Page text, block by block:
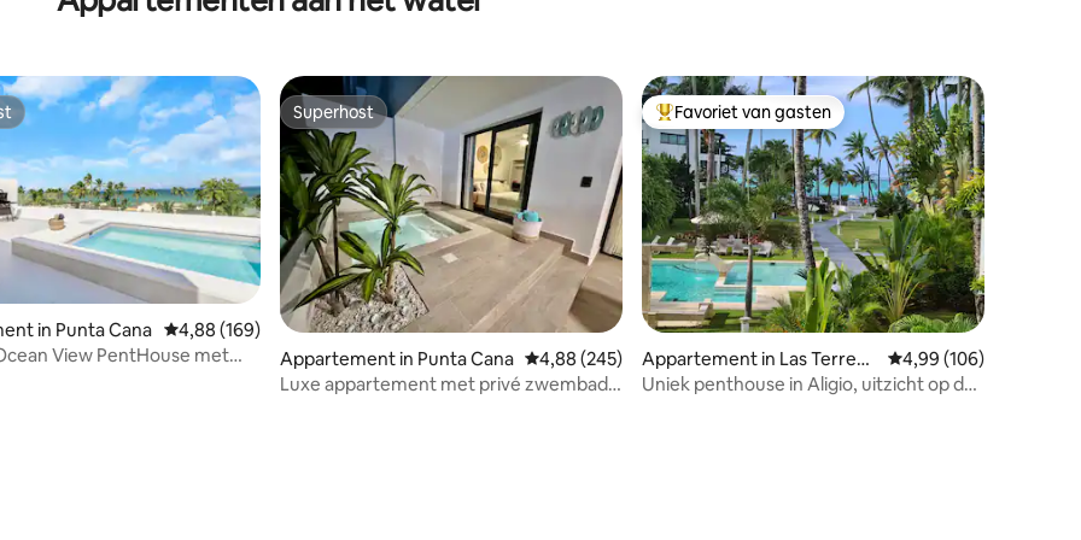
4,83 op 5, 469 recensies
in Punta Cana Gemiddelde beoordeling van 4,88 op 5, 169 recensies
4,88 (169)
View PentHouse met
Superhost
Superhost
Appartement in Punta Cana Gemiddelde beoordeling van 4,88 op 5, 245 recensies
4,88 (245)
Luxe appartement met privé zwembad
Topfavoriet van gasten
Favoriet van gasten
Appartement in Las Terrena
s
Gemiddelde
4,99 (106)
Uniek penthouse in Aligio, uitzicht op de